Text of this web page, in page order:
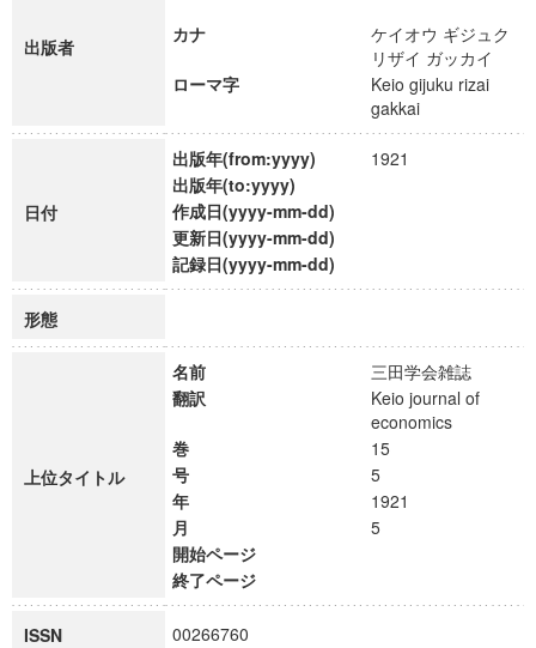
出版者
カナ
ケイオウ ギジュク
リザイ ガッカイ
ローマ字
Keio gijuku rizai
gakkai
日付
出版年(from:yyyy)
1921
出版年(to:yyyy)
作成日(yyyy-mm-dd)
更新日(yyyy-mm-dd)
記録日(yyyy-mm-dd)
形態
上位タイトル
名前
三田学会雑誌
翻訳
Keio journal of
economics
巻
15
号
5
年
1921
月
5
開始ページ
終了ページ
ISSN 00266760